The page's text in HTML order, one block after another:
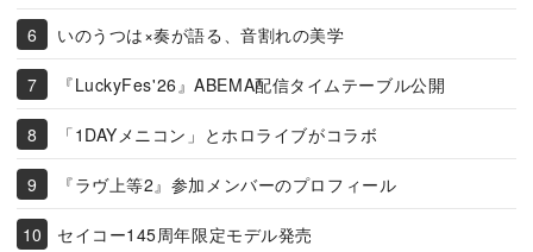
いのうつは×奏が語る、音割れの美学
『LuckyFes'26』ABEMA配信タイムテーブル公開
「1DAYメニコン」とホロライブがコラボ
『ラヴ上等2』参加メンバーのプロフィール
セイコー145周年限定モデル発売